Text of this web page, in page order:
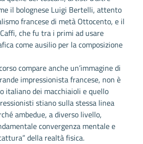
il bolognese Luigi Bertelli, attento
francese di metà Ottocento, e il
che fu tra i primi ad usare
come ausilio per la composizione
compare anche un’immagine di
impressionista francese, non è
italiano dei macchiaioli e quello
stiano sulla stessa linea
ambedue, a diverso livello,
convergenza mentale e
della realtà fisica.